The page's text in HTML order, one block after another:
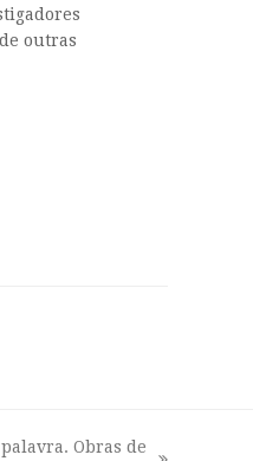
outras
Obras de